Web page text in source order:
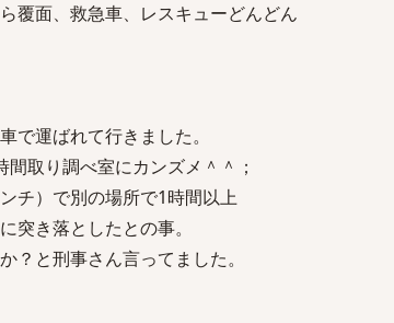
覆面、救急車、レスキューどんどん
で運ばれて行きました。
取り調べ室にカンズメ＾＾；
チ）で別の場所で1時間以上
突き落としたとの事。
？と刑事さん言ってました。